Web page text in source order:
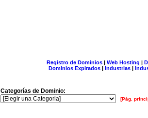
Registro de Dominios| Web Hosting |
Dominios Expirados | Industrias |
Categorías de Dominio:
[Pág.